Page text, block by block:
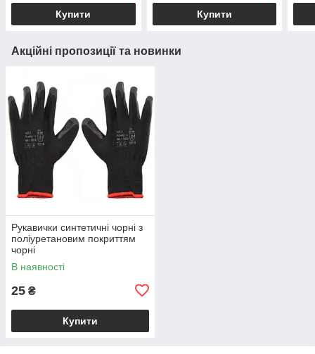
Купити Купити
Акційні пропозиції та новинки
Рукавички синтетичні чорні з
поліуретановим покриттям
чорні
В наявності
25 ₴
Купити